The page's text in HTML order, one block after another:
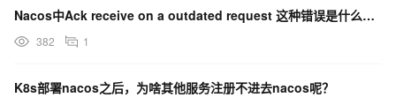
Nacos中Ack receive on a outdated request 这种错误是什么原因？
382 1
K8s部署nacos之后，为啥其他服务注册不进去nacos呢？